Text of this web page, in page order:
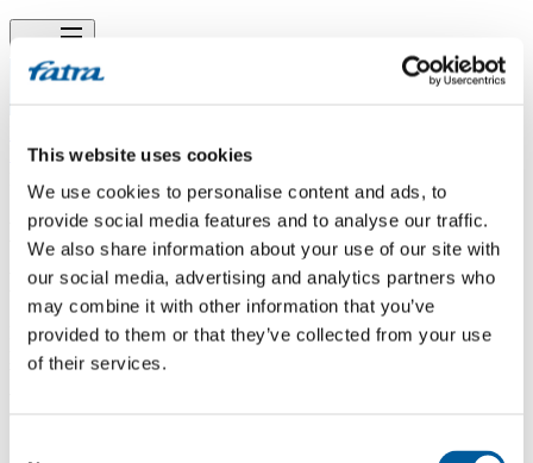
This website uses cookies
We use cookies to personalise content and ads, to
provide social media features and to analyse our traffic.
We also share information about your use of our site with
our social media, advertising and analytics partners who
may combine it with other information that you’ve
provided to them or that they’ve collected from your use
of their services.
Dotazy
požární vhodnost
Dotaz
Dobrý den, budeme jako SVJ realizovat výměny starých PVC
povrchů na chodbách a schodišti v paneláku. Tyto prostory jsou
brány v PD jako jediná požární úniková cesta. Máte prosím